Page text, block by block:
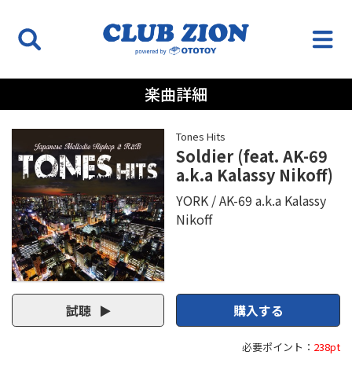
楽曲詳細
Tones Hits
Soldier (feat. AK-69
a.k.a Kalassy Nikoff)
YORK AK-69 a.k.a Kalassy
Nikoff
試聴 購入する
必要ポイント： 238pt